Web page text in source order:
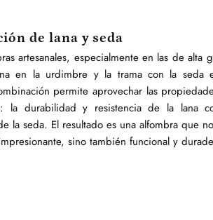
de lana y seda
artesanales, especialmente en las de alta
en la urdimbre y la trama con la seda
permite aprovechar las
la durabilidad y resistencia de la lana
la seda. El resultado es una alfombra que
sino también funcional y